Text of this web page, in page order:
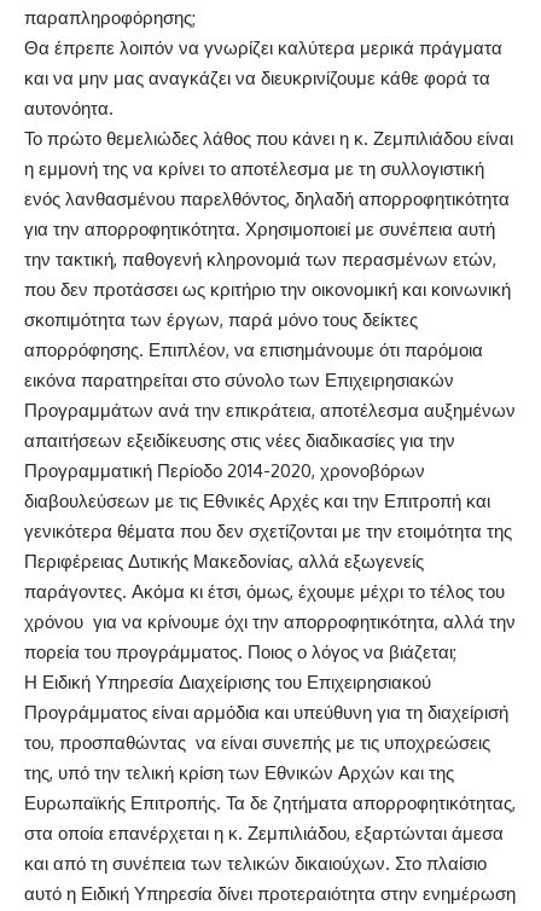
παραπληροφόρησης;
Θα έπρεπε λοιπόν να γνωρίζει καλύτερα μερικά πράγματα
και να μην μας αναγκάζει να διευκρινίζουμε κάθε φορά τα
αυτονόητα.
Το πρώτο θεμελιώδες λάθος που κάνει η κ. Ζεμπιλιάδου είναι
η εμμονή της να κρίνει το αποτέλεσμα με τη συλλογιστική
ενός λανθασμένου παρελθόντος, δηλαδή απορροφητικότητα
για την απορροφητικότητα. Χρησιμοποιεί με συνέπεια αυτή
την τακτική, παθογενή κληρονομιά των περασμένων ετών,
που δεν προτάσσει ως κριτήριο την οικονομική και κοινωνική
σκοπιμότητα των έργων, παρά μόνο τους δείκτες
απορρόφησης. Επιπλέον, να επισημάνουμε ότι παρόμοια
εικόνα παρατηρείται στο σύνολο των Επιχειρησιακών
Προγραμμάτων ανά την επικράτεια, αποτέλεσμα αυξημένων
απαιτήσεων εξειδίκευσης στις νέες διαδικασίες για την
Προγραμματική Περίοδο 2014-2020, χρονοβόρων
διαβουλεύσεων με τις Εθνικές Αρχές και την Επιτροπή και
γενικότερα θέματα που δεν σχετίζονται με την ετοιμότητα της
Περιφέρειας Δυτικής Μακεδονίας, αλλά εξωγενείς
παράγοντες. Ακόμα κι έτσι, όμως, έχουμε μέχρι το τέλος του
χρόνου για να κρίνουμε όχι την απορροφητικότητα, αλλά την
πορεία του προγράμματος. Ποιος ο λόγος να βιάζεται;
Η Ειδική Υπηρεσία Διαχείρισης του Επιχειρησιακού
Προγράμματος είναι αρμόδια και υπεύθυνη για τη διαχείρισή
του, προσπαθώντας να είναι συνεπής με τις υποχρεώσεις
της, υπό την τελική κρίση των Εθνικών Αρχών και της
Ευρωπαϊκής Επιτροπής. Τα δε ζητήματα απορροφητικότητας,
στα οποία επανέρχεται η κ. Ζεμπιλιάδου, εξαρτώνται άμεσα
και από τη συνέπεια των τελικών δικαιούχων. Στο πλαίσιο
αυτό η Ειδική Υπηρεσία δίνει προτεραιότητα στην ενημέρωση